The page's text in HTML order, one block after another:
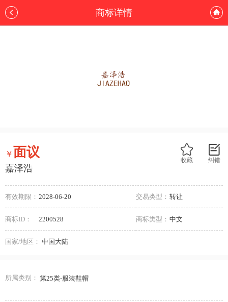
商标详情
纠错
收藏
￥面议
嘉泽浩
有效期限： 2028-06-20 交易类型： 转让
商标ID： 2200528 商标类型： 中文
国家/地区： 中国大陆
所属类别： 第25类-服装鞋帽